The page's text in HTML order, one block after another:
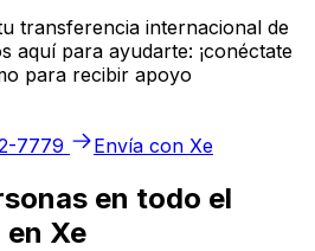
transferencia internacional de
aquí para ayudarte: ¡conéctate
para recibir apoyo
7779
Envía con Xe
en todo el
Xe